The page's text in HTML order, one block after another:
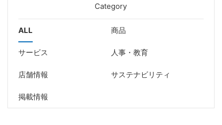
Category
ALL 商品
サービス 人事・教育
店舗情報 サステナビリティ
掲載情報